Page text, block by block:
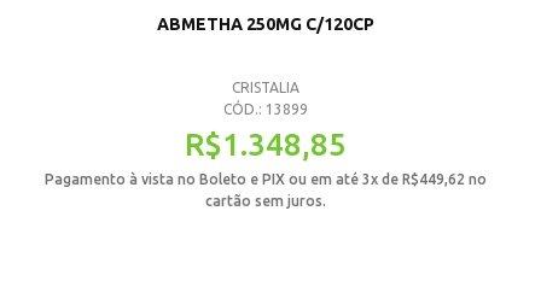
ABMETHA 250MG C/120CP
CRISTALIA
CÓD.: 13899
R$1.348,85
Pagamento à vista no Boleto e PIX ou em até 3x de R$449,62 no
cartão sem juros.